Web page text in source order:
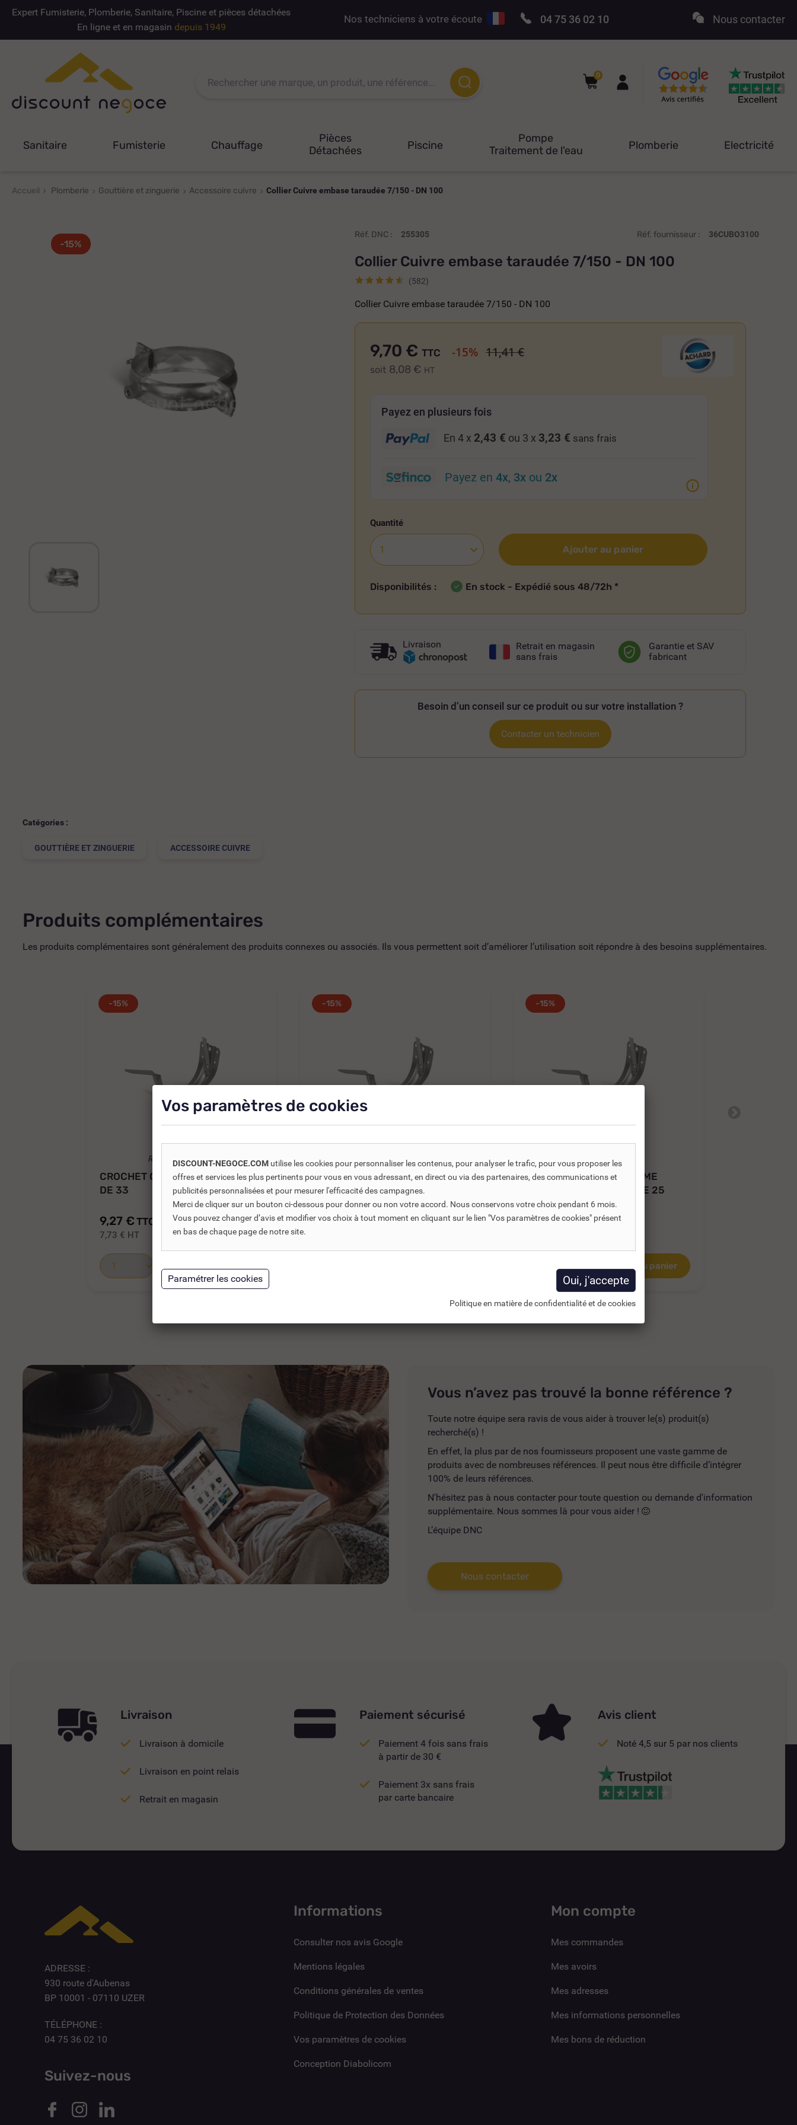
Expert Fumisterie, Plomberie, Sanitaire, Piscine et pièces détachées
En ligne et en magasin depuis 1949
Nos techniciens à votre écoute 04 75 36 02 10 Nous contacter
0
Sanitaire Fumisterie Chauffage
Pièces
Détachées
Piscine
Pompe
Traitement de l'eau
Plomberie Electricité
Accueil Plomberie Gouttière et zinguerie Accessoire cuivre Collier Cuivre embase taraudée 7/150 - DN 100
-15%
Réf. DNC : 255305 Réf. fournisseur : 36CUBO3100
Collier Cuivre embase taraudée 7/150 - DN 100
(582)
Collier Cuivre embase taraudée 7/150 - DN 100
9,70 €
soit 8,08 € HT
TTC -15% 11,41 €
Payez en plusieurs fois
En 4 x 2,43 € ou 3 x 3,23 € sans frais
Payez en4x, 3x ou 2x
Quantité
Ajouter au panier
Disponibilités : En stock - Expédié sous 48/72h *
Livraison
Retrait en magasin
sans frais
Garantie et SAV
fabricant
Besoin d’un conseil sur ce produit ou sur votre installation ?
Contacter un technicien
Catégories :
GOUTTIÈRE ET ZINGUERIE ACCESSOIRE CUIVRE
Produits complémentaires
Les produits complémentaires sont généralement des produits connexes ou associés. Ils vous permettent soit d’améliorer l’utilisation soit répondre à des besoins supplémentaires.
-15%
REF DNC : 255315
CROCHET CUIVRE DOS NERVURÉ
DE 33
9,27 € TTC 10,91 €
7,73 € HT
-15%
REF DNC : 255310
CROCHET CUIVRE DOS NERVURÉ
DE 25
8,20 € TTC 9,65 €
-15%
255320
CROCHET CUIVRE FLAMME
COUDÉ MONTPELLIER DE 25
18,20 €TTC 21,41 €
Ajouter au panier
Vous n’avez pas trouvé la bonne référence ?
Toute notre équipe sera ravis de vous aider à trouver le(s) produit(s)
recherché(s) !
En effet, la plus par de nos fournisseurs proposent une vaste gamme de
produits avec de nombreuses références. Il peut nous être difficile d’intégrer
100% de leurs références.
N'hésitez pas à nous contacter pour toute question ou demande d'information
supplémentaire. Nous sommes là pour vous aider !
L’équipe DNC
Nous contacter
Livraison
Livraison à domicile
Livraison en point relais
Retrait en magasin
Paiement sécurisé
Paiement 4 fois sans frais
à partir de 30 €
Paiement 3x sans frais
par carte bancaire
Avis client
Noté 4,5 sur 5 par nos clients
ADRESSE :
930 route d'Aubenas
BP 10001 - 07110 UZER
TÉLÉPHONE :
04 75 36 02 10
Suivez-nous
Informations
Consulter nos avis Google
Mentions légales
Conditions générales de ventes
Politique de Protection des Données
Vos paramètres de cookies
Conception Diabolicom
Mon compte
Mes commandes
Mes avoirs
Mes adresses
Mes informations personnelles
Mes bons de réduction
Vos paramètres de cookies
DISCOUNT-NEGOCE.COM utilise les cookies pour personnaliser les contenus, pour analyser le trafic, pour vous proposer les
offres et services les plus pertinents pour vous en vous adressant, en direct ou via des partenaires, des communications et
publicités personnalisées et pour mesurer l'efficacité des campagnes.
Merci de cliquer sur un bouton ci-dessous pour donner ou non votre accord. Nous conservons votre choix pendant 6 mois.
Vous pouvez changer d’avis et modifier vos choix à tout moment en cliquant sur le lien "Vos paramètres de cookies" présent
en bas de chaque page de notre site.
Politique en matière de confidentialité et de cookies